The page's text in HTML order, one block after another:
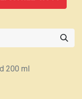
200 ml